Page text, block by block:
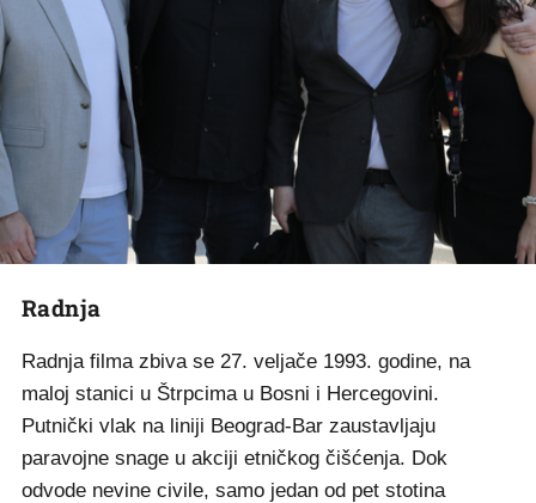
Radnja
Radnja filma zbiva se 27. veljače 1993. godine, na
maloj stanici u Štrpcima u Bosni i Hercegovini.
Putnički vlak na liniji Beograd-Bar zaustavljaju
paravojne snage u akciji etničkog čišćenja. Dok
odvode nevine civile, samo jedan od pet stotina